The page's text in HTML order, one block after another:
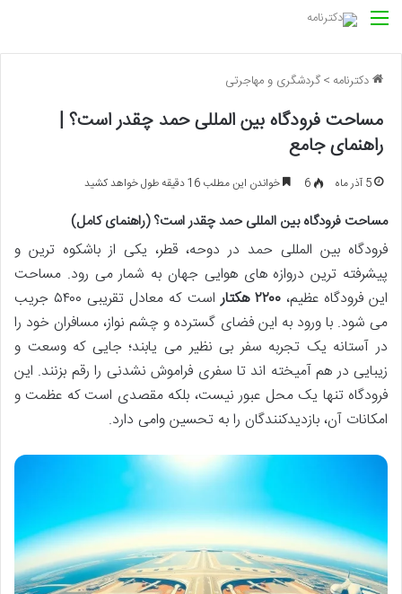
منو
دکترنامه >گردشگری و مهاجرتی
مساحت فرودگاه بین المللی حمد چقدر است؟ |
راهنمای جامع
5 آذر ماه 6 خواندن این مطلب 16 دقیقه طول خواهد کشید
مساحت فرودگاه بین المللی حمد چقدر است؟ (راهنمای کامل)
فرودگاه بین المللی حمد در دوحه، قطر، یکی از باشکوه ترین و
پیشرفته ترین دروازه های هوایی جهان به شمار می رود. مساحت
این فرودگاه عظیم،۲۲۰۰ هکتار
است که معادل تقریبی ۵۴۰۰ جریب
می شود. با ورود به این فضای گسترده و چشم نواز، مسافران خود را
در آستانه یک تجربه سفر بی نظیر می یابند؛ جایی که وسعت و
زیبایی در هم آمیخته اند تا سفری فراموش نشدنی را رقم بزنند. این
فرودگاه تنها یک محل عبور نیست، بلکه مقصدی است که عظمت و
امکانات آن، بازدیدکنندگان را به تحسین وامی دارد.